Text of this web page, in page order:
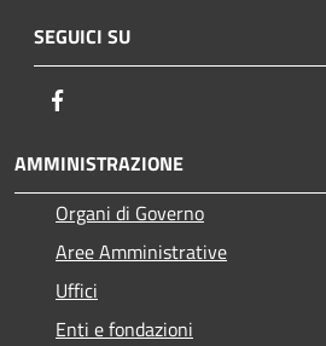
SEGUICI SU
AMMINISTRAZIONE
Organi di Governo
Aree Amministrative
Uffici
Enti e fondazioni